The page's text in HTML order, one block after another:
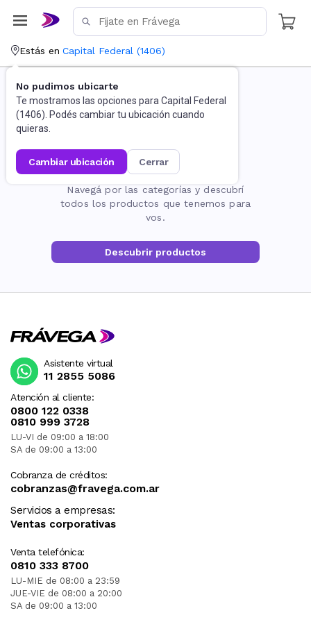
Estás en Capital Federal (1406)
No pudimos ubicarte
Te mostramos las opciones para Capital Federal
(1406). Podés cambiar tu ubicación cuando
quieras.
cambiar ubicación cerrar
La página no existe
Navegá por las categorías y descubrí
todos los productos que tenemos para
vos.
Descubrir productos
Atención al cliente:
0800 122 0338
0810 999 3728
LU-VI de 09:00 a 18:00
SA de 09:00 a 13:00
Cobranza de créditos:
cobranzas@fravega.com.ar
Servicios a empresas:
Ventas corporativas
Venta telefónica:
0810 333 8700
LU-MIE de 08:00 a 23:59
JUE-VIE de 08:00 a 20:00
SA de 09:00 a 13:00
Asistente virtual
11 2855 5086